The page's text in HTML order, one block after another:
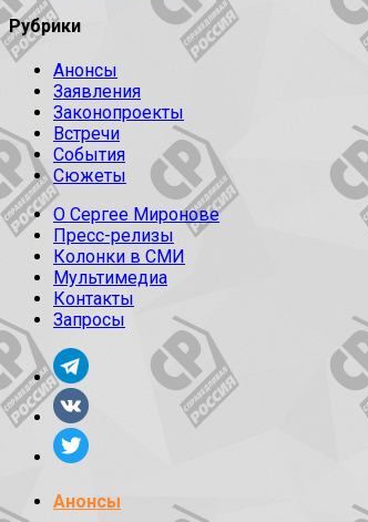
Рубрики
Анонсы
Заявления
Законопроекты
Встречи
События
Сюжеты
О Сергее Миронове
Пресс-релизы
Колонки в СМИ
Мультимедиа
Контакты
Запросы
Анонсы